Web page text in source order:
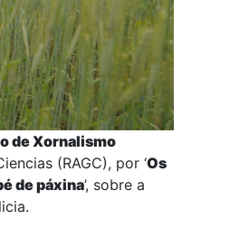
de Xornalismo
(RAGC), por ‘Os
de páxina’, sobre a